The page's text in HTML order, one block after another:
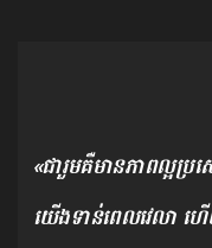
«ជារួមគឺមានភាពល្អប្
យើងទាន់ពេលវេលា ហ